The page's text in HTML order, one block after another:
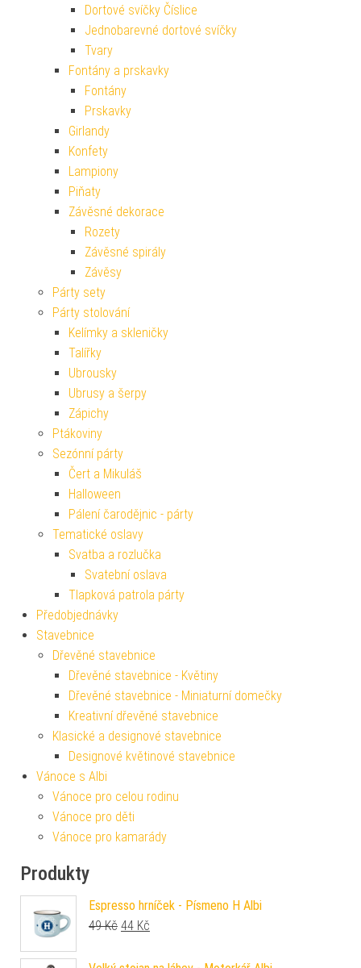
Dortové svíčky Číslice
Jednobarevné dortové svíčky
Tvary
Fontány a prskavky
Fontány
Prskavky
Girlandy
Konfety
Lampiony
Piňaty
Závěsné dekorace
Rozety
Závěsné spirály
Závěsy
Párty sety
Párty stolování
Kelímky a skleničky
Talířky
Ubrousky
Ubrusy a šerpy
Zápichy
Ptákoviny
Sezónní párty
Čert a Mikuláš
Halloween
Pálení čarodějnic - párty
Tematické oslavy
Svatba a rozlučka
Svatební oslava
Tlapková patrola párty
Předobjednávky
Stavebnice
Dřevěné stavebnice
Dřevěné stavebnice - Květiny
Dřevěné stavebnice - Miniaturní domečky
Kreativní dřevěné stavebnice
Klasické a designové stavebnice
Designové květinové stavebnice
Vánoce s Albi
Vánoce pro celou rodinu
Vánoce pro děti
Vánoce pro kamarády
Produkty
Espresso hrníček - Písmeno H Albi
49Kč Původní cena byla: 49 Kč.
44 Kč